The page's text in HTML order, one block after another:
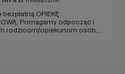
OPIEKĘ
Pomagamy odpocząć i
rodzicom/opiekunom osób,